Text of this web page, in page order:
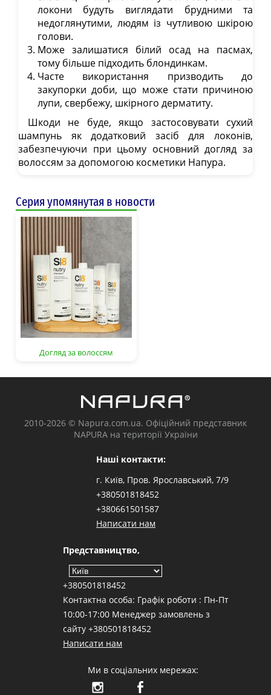
локони будуть виглядати брудними та
недоглянутими, людям із чутливою шкірою
голови.
Може залишатися білий осад на пасмах,
тому більше підходить блондинкам.
Часте використання призводить до
закупорки доби, що може стати причиною
лупи, свербежу, шкірного дерматиту.
Шкоди не буде, якщо застосовувати сухий
шампунь як додатковий засіб для локонів,
забезпечуючи при цьому основний догляд за
волоссям за допомогою косметики Напура.
Серия упомянутая в новости
Догляд за волоссям
2010-2026 © Napura.com.ua. Офіційний представник
NAPURA на території України
Наші контакти:
г. Київ, Пров. Ярославський, 7/9
+380501818452
+380661501587
Написати нам
Представництво,
+380501818452
Контактна особа: Графік роботи : Пн-Пт
10:00-17:00 Менеджер замовлень з
сайту +380501818452
Написати нам
Ми в соціальних мережах: